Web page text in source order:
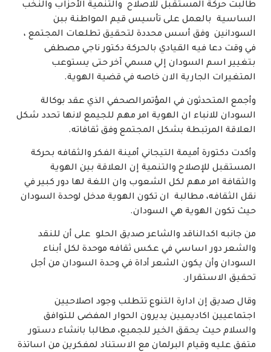
طالبت حركة المستقبل للاصلاح والتنمية الأحزاب والنخب
الساسية بالعمل على تأسيس قيم المواطنة ببن
السودانين وفق أسس محددة لتحقيق تطلعات المجتمع ،
في وقت دعا فيه القيادي بالحركة دكتور ناجي مصطفى
بتغيير اسم السودان إلي مسمي آخر حتى يستوعب
المتغيرات الجارية الان خاصه في قضية الهوية.
وأجمع المتحدثون في المؤتمرالصحفي الذي عقد بوكالة
السودان للانباء ان الهوية امر مهم للجيمع لانها تحدد شكل
العلاقة المرتبطة بشكل المجتمع وفق ثقافاته.
وأكدت دكتورة أميمة التيجاني أمينة الفكر والثقافه بحركة
المستقبل للإصلاح والتنمية إن العلاقة بين الهوية
والثقافة امر مهم لكل الشعوب وان اللغة لها دور كبير في
نقل الثقافه، مطالبة ان تكون الهوية مدخل لوحدة السودان
حيث تكون الهوية هي السودان.
من جانبه اكدالناقد والشاعر صديق الحلو على أن للنقد
والشعر دور اساسي في عكس ثقافه موحدة لكل أبناء
السودان وأن يكون الشعر أداة في وحدة السودان من أجل
تحقيق الاستقرار.
وقال صديق إن ادارة التنوع تتطلب وجود اصلاحيين
اجتماعيين اكاديميين يديرون الحوار المفضى للتوافق
والسلام حيث يحقق الخير للجميع، مطالبا بانشاء دستور
متفق عليه وقيام البرلمان مع الاستناد لمفكرين من اساتذة